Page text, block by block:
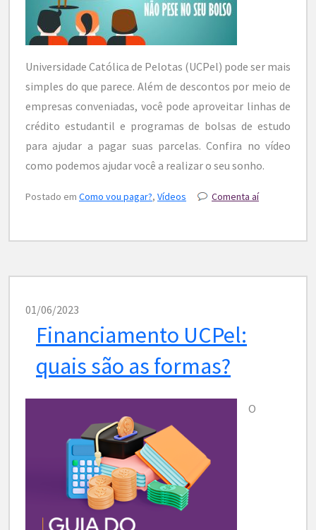
Universidade Católica de Pelotas (UCPel) pode ser mais
simples do que parece. Além de descontos por meio de
empresas conveniadas, você pode aproveitar linhas de
crédito estudantil e programas de bolsas de estudo
para ajudar a pagar suas parcelas. Confira no vídeo
como podemos ajudar você a realizar o seu sonho.
Postado em Como vou pagar?, Vídeos Comenta aí
01/06/2023
Financiamento UCPel:
quais são as formas?
O